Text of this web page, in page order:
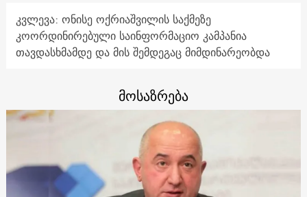
კვლევა: ონისე ოქრიაშვილის საქმეზე
კოორდინირებული საინფორმაციო კამპანია
თავდასხმამდე და მის შემდეგაც მიმდინარეობდა
მოსაზრება